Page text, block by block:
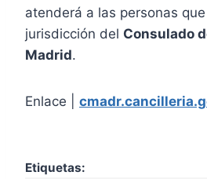
atenderá a las personas
jurisdicción del Consulado
Madrid.
Enlace |
Etiquetas: